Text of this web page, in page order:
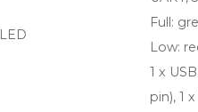
LED
Full:
Low:
1 x
pin), 1